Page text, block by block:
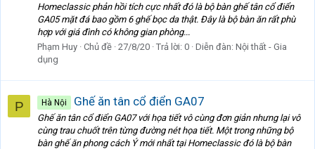
Homeclassic phản hồi tích cực nhất đó là bộ bàn ghế tân cổ điển
GA05 mặt đá bao gồm 6 ghế bọc da thật. Đây là bộ bàn ăn rất phù
hợp với giá đình có không gian phòng...
Phạm Huy Chủ đề 27/8/20 Trả lời: 0 Diễn đàn: Nội thất - Gia
dụng
P Hà Nội Ghế ăn tân cổ điển GA07
Ghế ăn tân cổ điển GA07 với họa tiết vô cùng đơn giản nhưng lại vô
cùng trau chuốt trên từng đường nét họa tiết. Một trong những bộ
bàn ghế ăn phong cách Ý mới nhất tại Homeclassic đó là bộ bàn